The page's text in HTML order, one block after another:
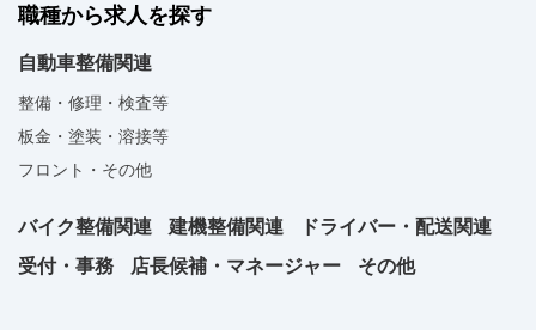
職種から求人を探す
自動車整備関連
整備・修理・検査等
板金・塗装・溶接等
フロント・その他
バイク整備関連 建機整備関連
ドライバー・配送関連
受付・事務
店長候補・マネージャー その他